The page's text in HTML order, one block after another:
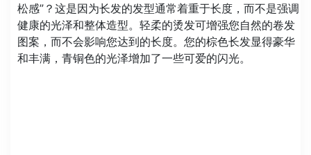
松感”？这是因为长发的发型通常着重于长度，而不是强调
健康的光泽和整体造型。轻柔的烫发可增强您自然的卷发
图案，而不会影响您达到的长度。您的棕色长发显得豪华
和丰满，青铜色的光泽增加了一些可爱的闪光。